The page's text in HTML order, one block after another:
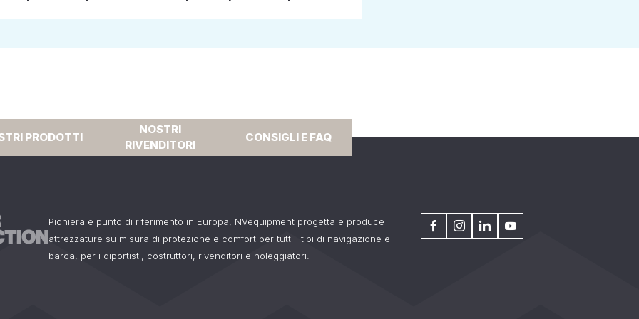
PRODOTTI
NOSTRI
RIVENDITORI
CONSIGLI E FAQ
Pioniera e punto di riferimento in Europa, NVequipment progetta e produce
attrezzature su misura di protezione e comfort per tutti i tipi di navigazione e
barca, per i diportisti, costruttori, rivenditori e noleggiatori.